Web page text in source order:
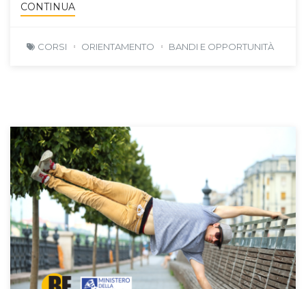
CONTINUA
CORSI ORIENTAMENTO BANDI E OPPORTUNITÀ